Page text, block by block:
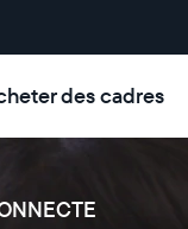
des cadres